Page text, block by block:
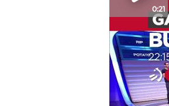
0:21